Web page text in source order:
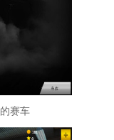
赛车